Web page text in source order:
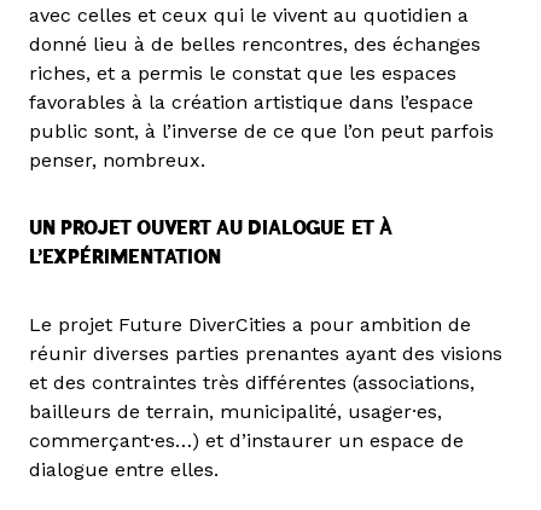
avec celles et ceux qui le vivent au quotidien a
donné lieu à de belles rencontres, des échanges
riches, et a permis le constat que les espaces
favorables à la création artistique dans l’espace
public sont, à l’inverse de ce que l’on peut parfois
penser, nombreux.
UN PROJET OUVERT AU DIALOGUE ET À
L’EXPÉRIMENTATION
Le projet Future DiverCities a pour ambition de
réunir diverses parties prenantes ayant des visions
et des contraintes très différentes (associations,
bailleurs de terrain, municipalité, usager·es,
commerçant·es…) et d’instaurer un espace de
dialogue entre elles.